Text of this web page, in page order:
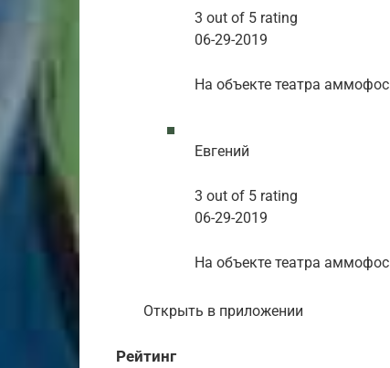
3 out of 5 rating
06-29-2019
На объекте театра
Евгений
3 out of 5 rating
06-29-2019
На объекте театра
Открыть в приложении
Рейтинг